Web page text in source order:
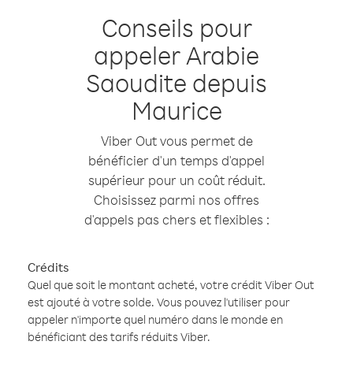
Conseils pour
appeler Arabie
Saoudite depuis
Maurice
Viber Out vous permet de
bénéficier d'un temps d'appel
supérieur pour un coût réduit.
Choisissez parmi nos offres
d'appels pas chers et flexibles :
Crédits
Quel que soit le montant acheté, votre crédit Viber Out
est ajouté à votre solde. Vous pouvez l'utiliser pour
appeler n'importe quel numéro dans le monde en
bénéficiant des tarifs réduits Viber.